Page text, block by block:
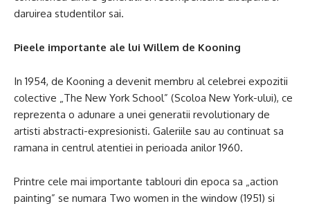
daruirea studentilor sai.
Pieele importante ale lui Willem de Kooning
In 1954, de Kooning a devenit membru al celebrei expozitii
colective „The New York School” (Scoloa New York-ului), ce
reprezenta o adunare a unei generatii revolutionary de
artisti abstracti-expresionisti. Galeriile sau au continuat sa
ramana in centrul atentiei in perioada anilor 1960.
Printre cele mai importante tablouri din epoca sa „action
painting” se numara Two women in the window (1951) si